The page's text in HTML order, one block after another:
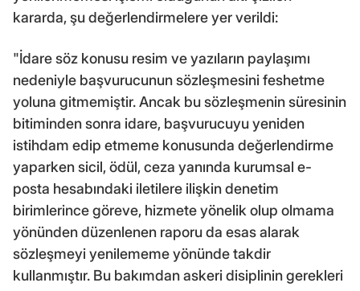
kararda, şu değerlendirmelere yer verildi:
"İdare söz konusu resim ve yazıların paylaşımı
nedeniyle başvurucunun sözleşmesini feshetme
yoluna gitmemiştir. Ancak bu sözleşmenin süresinin
bitiminden sonra idare, başvurucuyu yeniden
istihdam edip etmeme konusunda değerlendirme
yaparken sicil, ödül, ceza yanında kurumsal e-
posta hesabındaki iletilere ilişkin denetim
birimlerince göreve, hizmete yönelik olup olmama
yönünden düzenlenen raporu da esas alarak
sözleşmeyi yenilememe yönünde takdir
kullanmıştır. Bu bakımdan askeri disiplinin gerekleri